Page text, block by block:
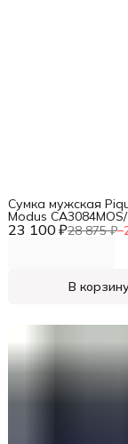
23 100 ₽28 875 ₽−
Сумка мужская
Modus
оливковая
В